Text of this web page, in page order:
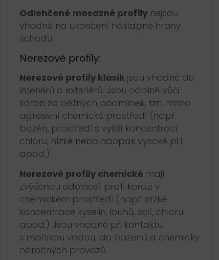
Odlehčené mosazné profilynejsou
vhodné na ukončení nášlapné hrany
schodu
Nerezové profily:
Nerezové profily klasikjsou vhodné do
interiérů a exteriérů. Jsou odolné vůči
korozi za běžných podmínek, tzn. mimo
agresivní chemické prostředí (např.
bazén, prostředí s vyšší koncentrací
chloru, nízké nebo naopak vysoké pH
apod.)
Nerezové profily chemické mají
zvýšenou odolnost proti korozi v
chemickém prostředí (např. nízké
koncentrace kyselin, louhů, solí, chloru
apod.) Jsou vhodné při kontaktu
s mořskou vodou, do bazenů a chemicky
náročných provozů.